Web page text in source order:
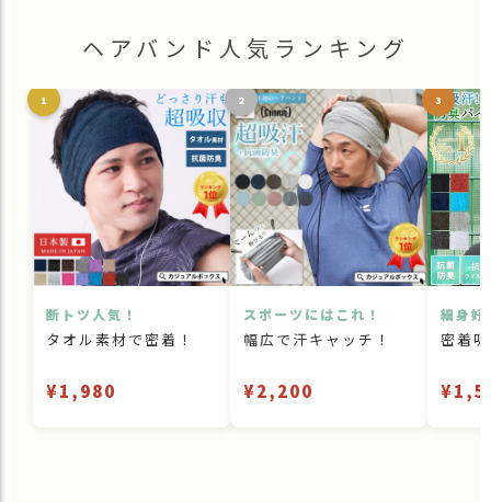
ヘアバンド人気ランキング
1
断トツ人気！
タオル素材で密着！
¥1,980
2
スポーツにはこれ！
幅広で汗キャッチ！
¥2,200
3
細身好
密着